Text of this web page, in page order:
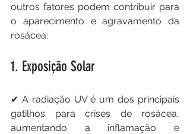
outros fatores podem contribuir para
o aparecimento e agravamento da
rosácea:
1. Exposição Solar
✔ A radiação UV é um dos principais
gatilhos para crises de rosácea,
aumentando a inflamação e